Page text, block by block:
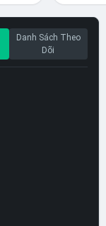
Danh Sách Theo
Dõi